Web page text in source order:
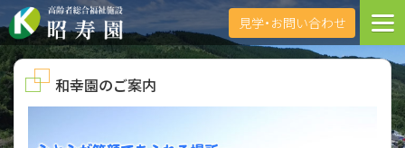
見学・お問い合わせ
和幸園のご案内